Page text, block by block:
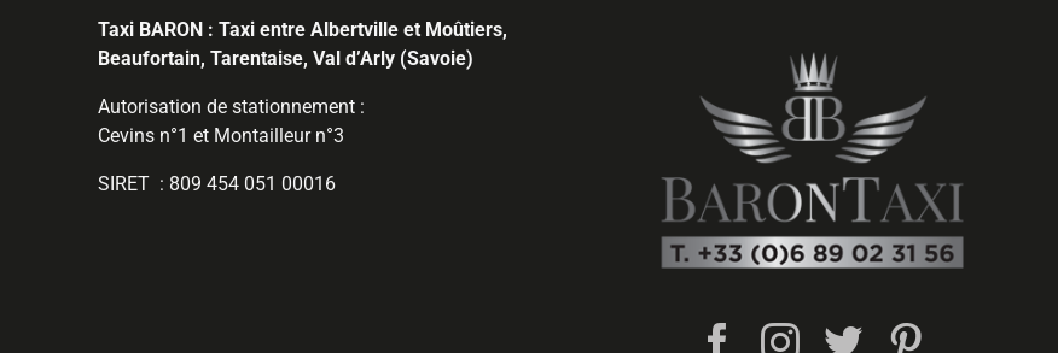
Taxi BARON : Taxi entre Albertville et Moûtiers,
Beaufortain, Tarentaise, Val d’Arly (Savoie)
Autorisation de stationnement :
Cevins n°1 et Montailleur n°3
SIRET : 809 454 051 00016